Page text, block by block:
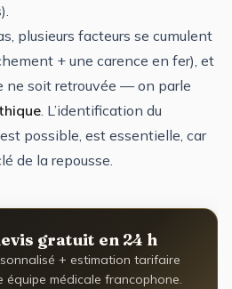
plusieurs facteurs se cumulent
+ une carence en fer), et
ne soit retrouvée — on parle
. L’identification du
possible, est essentielle, car
de la repousse.
gratuit en 24 h
+ estimation tarifaire
médicale francophone.